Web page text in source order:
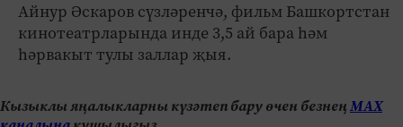
Айнур Әскаров сүзләренчә, фильм Башкортстан
кинотеатрларында инде 3,5 ай бара һәм
һәрвакыт тулы заллар җыя.
Кызыклы яңалыкларны күзәтеп бару өчен безнеңМАХ